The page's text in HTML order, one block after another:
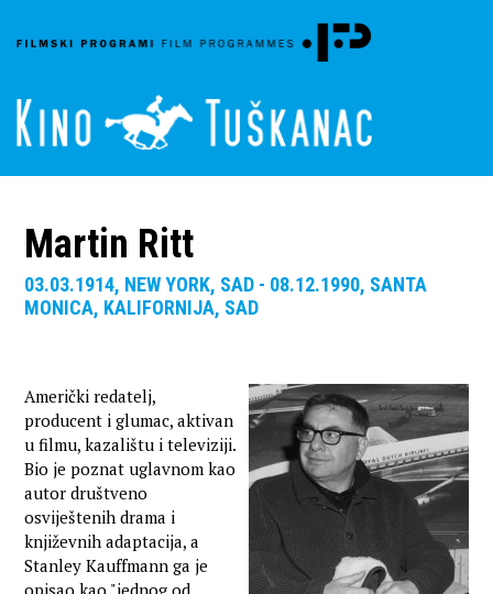
Martin Ritt
03.03.1914, NEW YORK, SAD - 08.12.1990, SANTA
MONICA, KALIFORNIJA, SAD
Američki redatelj,
producent i glumac, aktivan
u filmu, kazalištu i televiziji.
Bio je poznat uglavnom kao
autor društveno
osviještenih drama i
književnih adaptacija, a
Stanley Kauffmann ga je
opisao kao "jednog od